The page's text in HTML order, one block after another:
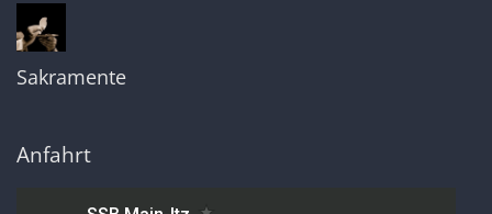
Sakramente
Anfahrt